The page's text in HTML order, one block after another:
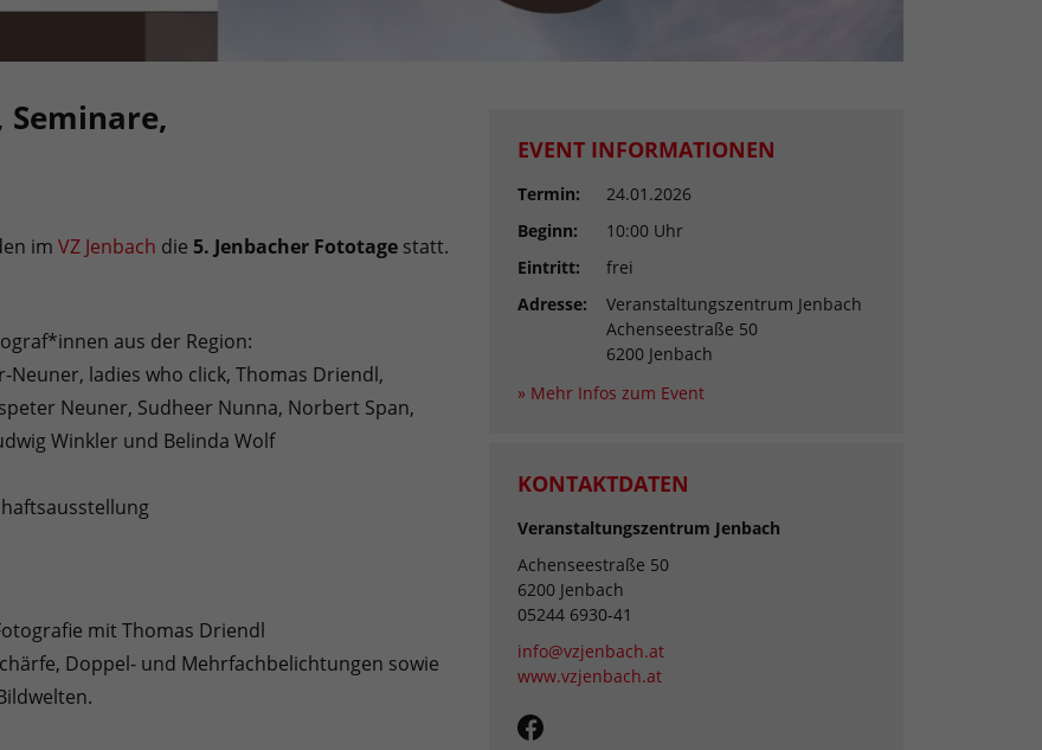
im VZ Jenbach die 5. Jenbacher Fototage statt.
aus der Region:
ladies who click, Thomas Driendl,
Neuner, Sudheer Nunna, Norbert Span,
Winkler und Belinda Wolf
mit Thomas Driendl
Doppel- und Mehrfachbelichtungen sowie
EVENT INFORMATIONEN
Termin:
24.01.2026
Beginn:
10:00 Uhr
Eintritt:
frei
Adresse:
Veranstaltungszentrum Jenbach
Achenseestraße 50
6200 Jenbach
» Mehr Infos zum Event
KONTAKTDATEN
Veranstaltungszentrum Jenbach
Achenseestraße 50
6200 Jenbach
05244 6930-41
info@vzjenbach.at
www.vzjenbach.at